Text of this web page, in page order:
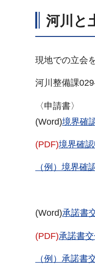
河川と
現地での立会
河川整備課
〈申請書〉
(Word)境界確
(PDF)境界確
（例）境界確
(Word)承諾書
(PDF)承諾書
（例）承諾書